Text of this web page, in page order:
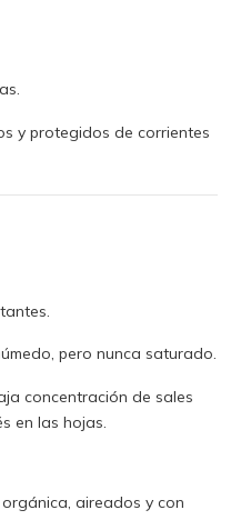
y protegidos de corrientes
pero nunca saturado.
concentración de sales
en las hojas.
aireados y con